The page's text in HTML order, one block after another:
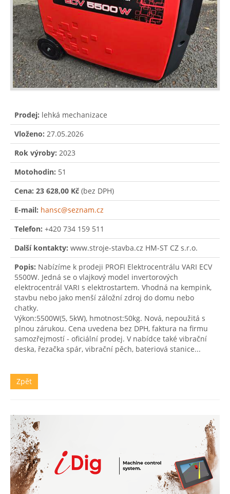
Prodej: lehká mechanizace
Vloženo: 27.05.2026
Rok výroby: 2023
Motohodin: 51
Cena: 23 628,00 Kč (bez DPH)
E-mail: hansc@seznam.cz
Telefon: +420 734 159 511
Další kontakty: www.stroje-stavba.cz HM-ST CZ s.r.o.
Popis: Nabízíme k prodeji PROFI Elektrocentrálu VARI ECV
5500W. Jedná se o vlajkový model invertorových
elektrocentrál VARI s elektrostartem. Vhodná na kempink,
stavbu nebo jako menší záložní zdroj do domu nebo
chatky.
Výkon:5500W(5, 5kW), hmotnost:50kg. Nová, nepoužitá s
plnou zárukou. Cena uvedena bez DPH, faktura na firmu
samozřejmostí - oficiální prodej. V nabídce také vibrační
deska, řezačka spár, vibrační pěch, bateriová stanice...
Zpět